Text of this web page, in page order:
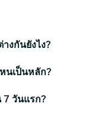
งกันยังไง?
นเป็นหลัก?
7 วันแรก?